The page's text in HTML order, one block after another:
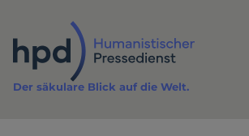
Inhalt
Der säkulare Blick auf die Welt.